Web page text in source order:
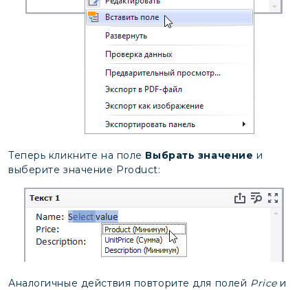
Теперь кликните на поле Выбрать значение и
выберите значение Product:
Аналогичные действия повторите для полей Priceи